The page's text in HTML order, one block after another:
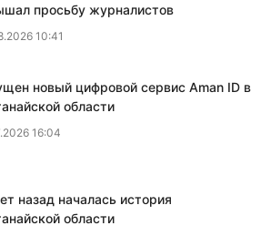
просьбу журналистов
10:41
новый цифровой сервис Aman ID в
области
16:04
назад началась история
области